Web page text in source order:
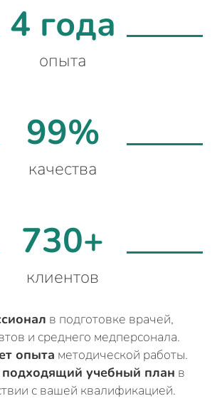
4 года
опыта
99%
качества
730+
клиентов
в подготовке врачей,
и среднего медперсонала.
опыта методической работы.
подходящий учебный план в
с вашей квалификацией.